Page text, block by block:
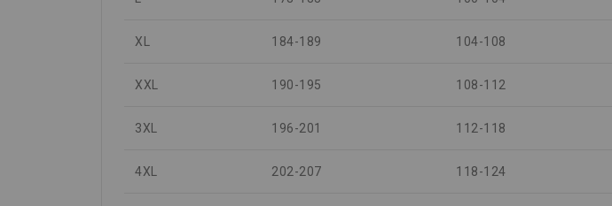
XL 184-189 104-108
XXL 190-195 108-112
3XL 196-201 112-118
4XL 202-207 118-124